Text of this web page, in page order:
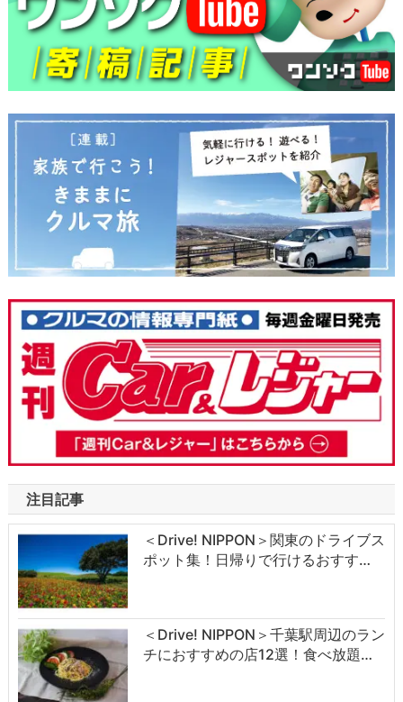
注目記事
＜Drive! NIPPON＞関東のドライブス
ポット集！日帰りで行けるおすす…
＜Drive! NIPPON＞千葉駅周辺のラン
チにおすすめの店12選！食べ放題…